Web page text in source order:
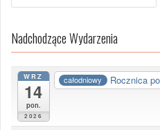
Nadchodzące Wydarzenia
WRZ
14
pon.
2026
całodniowy Rocznica